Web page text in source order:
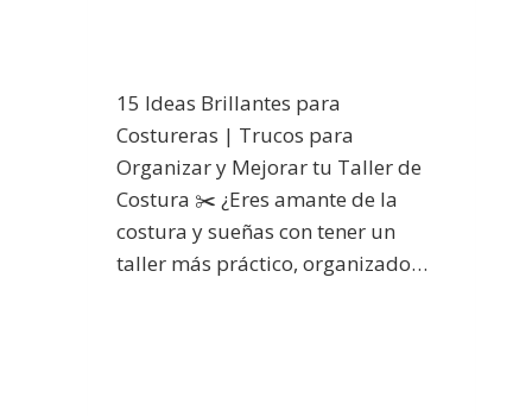
15 Ideas Brillantes para
Costureras | Trucos para
Organizar y Mejorar tu Taller de
Costura ✂️ ¿Eres amante de la
costura y sueñas con tener un
taller más práctico, organizado…